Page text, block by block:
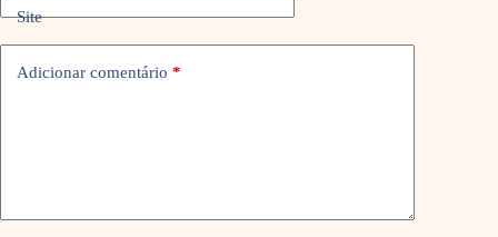
Site
Adicionar comentário *